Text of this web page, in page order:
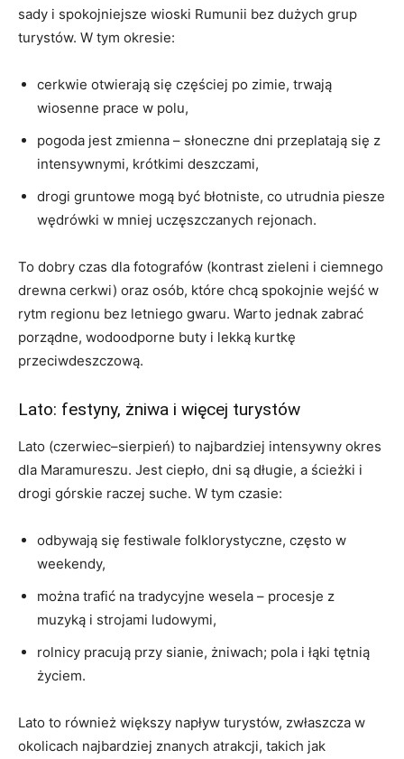
sady i spokojniejsze wioski Rumunii bez dużych grup
turystów. W tym okresie:
cerkwie otwierają się częściej po zimie, trwają
wiosenne prace w polu,
pogoda jest zmienna – słoneczne dni przeplatają się z
intensywnymi, krótkimi deszczami,
drogi gruntowe mogą być błotniste, co utrudnia piesze
wędrówki w mniej uczęszczanych rejonach.
To dobry czas dla fotografów (kontrast zieleni i ciemnego
drewna cerkwi) oraz osób, które chcą spokojnie wejść w
rytm regionu bez letniego gwaru. Warto jednak zabrać
porządne, wodoodporne buty i lekką kurtkę
przeciwdeszczową.
Lato: festyny, żniwa i więcej turystów
Lato (czerwiec–sierpień) to najbardziej intensywny okres
dla Maramureszu. Jest ciepło, dni są długie, a ścieżki i
drogi górskie raczej suche. W tym czasie:
odbywają się festiwale folklorystyczne, często w
weekendy,
można trafić na tradycyjne wesela – procesje z
muzyką i strojami ludowymi,
rolnicy pracują przy sianie, żniwach; pola i łąki tętnią
życiem.
Lato to również większy napływ turystów, zwłaszcza w
okolicach najbardziej znanych atrakcji, takich jak